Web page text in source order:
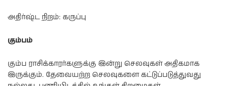
அதிர்ஷ்ட நிறம்: கருப்பு
கும்பம்
கும்ப ராசிக்காரர்களுக்கு இன்று செலவுகள் அதிகமாக
இருக்கும். தேவையற்ற செலவுகளை கட்டுப்படுத்துவது